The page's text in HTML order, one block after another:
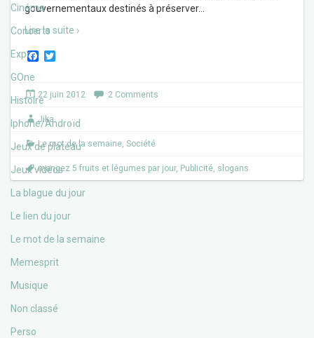
Cinéma
Concerts
Expos
GOne
Histoire
Iphone/Androïd
Jeux de plateau
Jeux vidéos
La blague du jour
Le lien du jour
Le mot de la semaine
Memesprit
Musique
Non classé
Perso
gouvernementaux destinés à préserver…
Lire la suite ›
F
e
b
o
t
t
r
22 juin 2012 2 Comments
Jika
Le mot de la semaine, Société
mangez 5 fruits et légumes par jour, Publicité, slogans